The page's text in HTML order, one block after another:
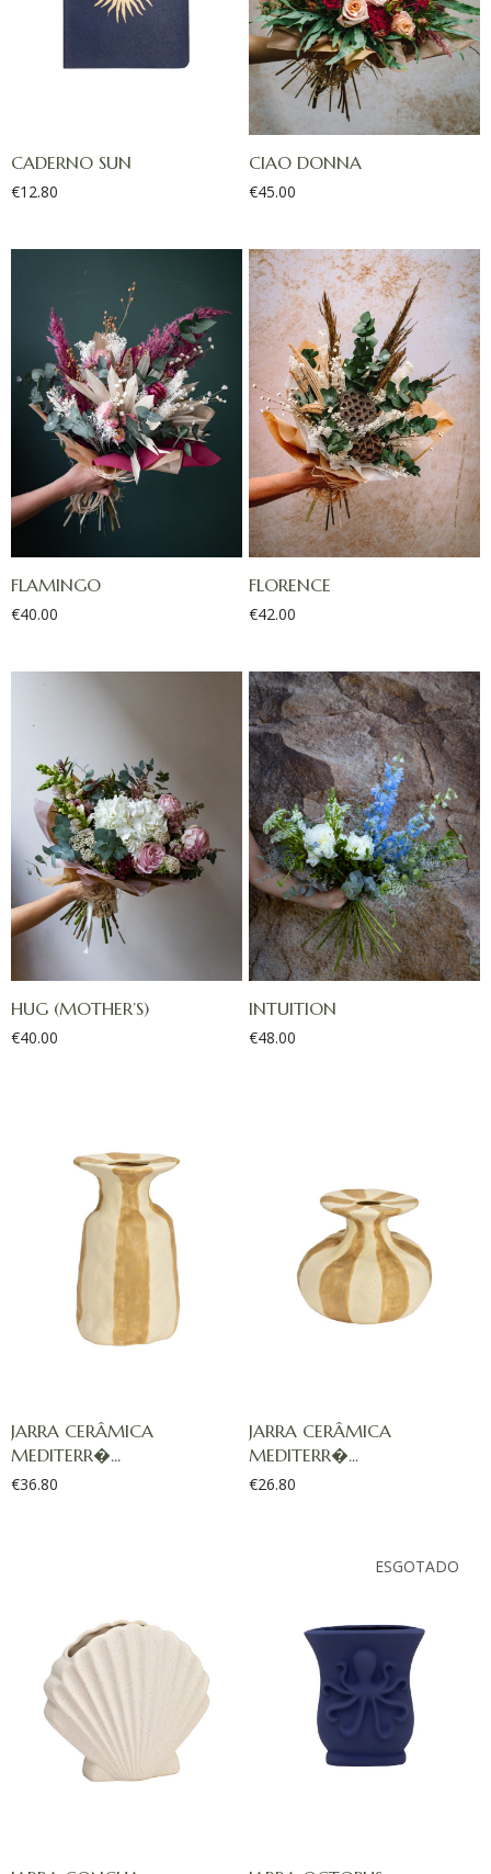
CADERNO SUN
€12.80
CIAO DONNA
€45.00
FLAMINGO
€40.00
FLORENCE
€42.00
HUG (MOTHER’S)
€40.00
INTUITION
€48.00
JARRA CERÂMICA
MEDITERR�...
€36.80
JARRA CERÂMICA
MEDITERR�...
€26.80